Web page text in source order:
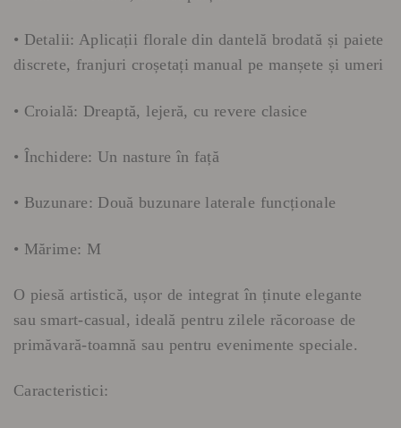
• Detalii: Aplicații florale din dantelă brodată și paiete
discrete, franjuri croșetați manual pe manșete și umeri
• Croială: Dreaptă, lejeră, cu revere clasice
• Închidere: Un nasture în față
• Buzunare: Două buzunare laterale funcționale
• Mărime: M
O piesă artistică, ușor de integrat în ținute elegante
sau smart-casual, ideală pentru zilele răcoroase de
primăvară-toamnă sau pentru evenimente speciale.
Caracteristici: